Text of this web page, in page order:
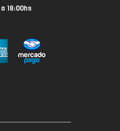
18:00hs